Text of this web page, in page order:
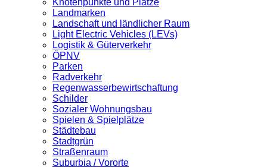
Knotenpunkte und Plätze
Landmarken
Landschaft und ländlicher Raum
Light Electric Vehicles (LEVs)
Logistik & Güterverkehr
ÖPNV
Parken
Radverkehr
Regenwasserbewirtschaftung
Schilder
Sozialer Wohnungsbau
Spielen & Spielplätze
Städtebau
Stadtgrün
Straßenraum
Suburbia / Vororte